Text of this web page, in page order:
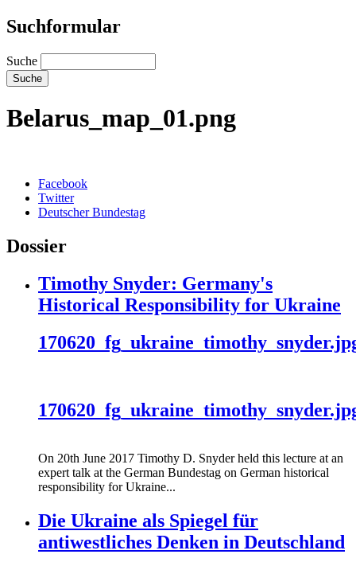
Suchformular
Suche
Belarus_map_01.png
Facebook
Twitter
Deutscher Bundestag
Dossier
Timothy Snyder: Germany's
Historical Responsibility for Ukraine
On 20th June 2017 Timothy D. Snyder held this lecture at an
expert talk at the German Bundestag on German historical
responsibility for Ukraine...
Die Ukraine als Spiegel für
antiwestliches Denken in Deutschland